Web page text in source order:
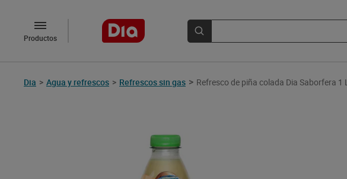
Productos
Dia > Agua y refrescos > Refrescos sin gas > Refresco de piña colada Dia Saborfera 1 L